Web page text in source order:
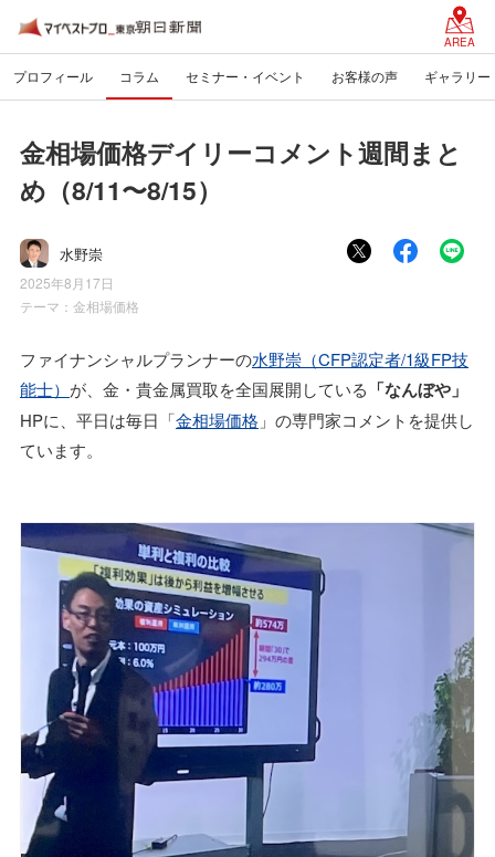
AREA
プロフィール コラム セミナー・イベント お客様の声 ギャラリー
金相場価格デイリーコメント週間まと
め（8/11〜8/15）
水野崇
2025年8月17日
テーマ： 金相場価格
ファイナンシャルプランナーの水野崇（CFP認定者/1級FP技
能士） が、金・貴金属買取を全国展開している 「なんぼや」
HPに、平日は毎日「金相場価格 」の専門家コメントを提供し
ています。